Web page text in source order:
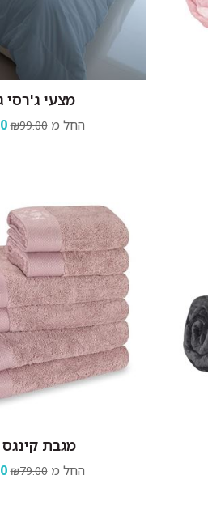
מצעי ג'רסי
החל מ ₪99.00
מגבת קינגס
החל מ ₪79.00